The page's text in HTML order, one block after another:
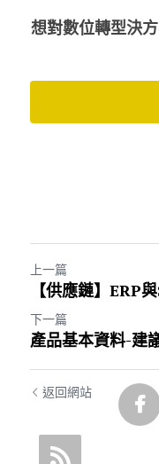
想對數位轉型決
上一篇
【供應鏈】ERP
下一篇
產品基本資料-建
返回網站